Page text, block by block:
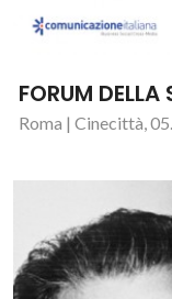
FORUM
Roma | Cinecittà,